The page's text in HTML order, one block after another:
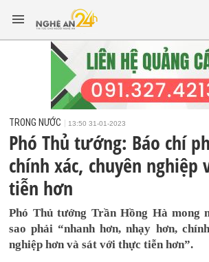
TRONG NƯỚC 13:50 31-01-2023
Phó Thủ tướng: Báo chí
chính xác, chuyên nghiệp
tiễn hơn
Phó Thủ tướng Trần Hồng Hà mong
sao phải “nhanh hơn, nhạy hơn,
nghiệp hơn và sát với thực tiễn hơn”.